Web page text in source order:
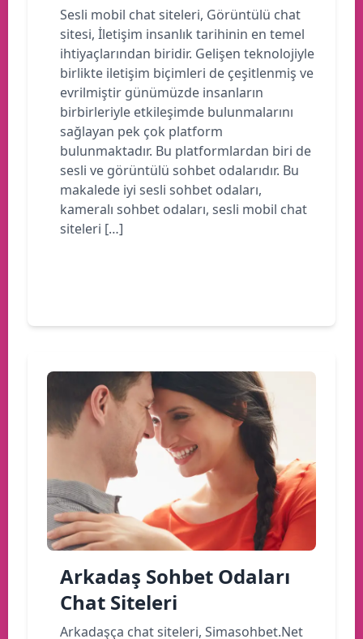
Sesli mobil chat siteleri, Görüntülü chat
sitesi, İletişim insanlık tarihinin en temel
ihtiyaçlarından biridir. Gelişen teknolojiyle
birlikte iletişim biçimleri de çeşitlenmiş ve
evrilmiştir günümüzde insanların
birbirleriyle etkileşimde bulunmalarını
sağlayan pek çok platform
bulunmaktadır. Bu platformlardan biri de
sesli ve görüntülü sohbet odalarıdır. Bu
makalede iyi sesli sohbet odaları,
kameralı sohbet odaları, sesli mobil chat
siteleri […]
Arkadaş Sohbet Odaları
Chat Siteleri
Arkadaşça chat siteleri, Simasohbet.Net